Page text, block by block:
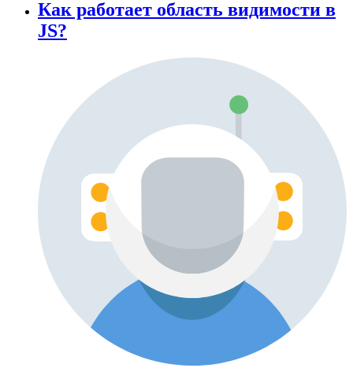
Как работает область видимости в
JS?